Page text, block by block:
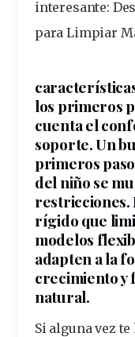
interesante:
para Limpiar
los primeros
cuenta el
soporte. Un
primeros
del niñose
restricciones.
rígido que
modelos
adapten a la
crecimientoy
natural.
Si alguna vez